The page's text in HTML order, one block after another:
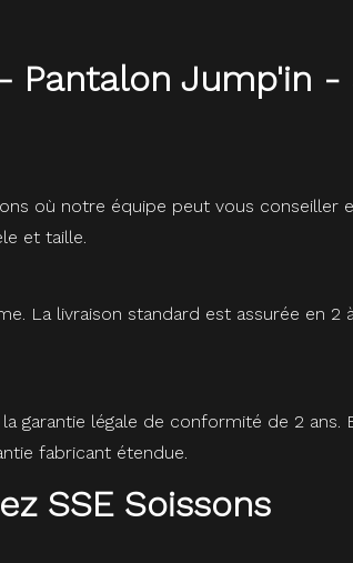
Jump'in -
où notre équipe peut vous conseiller
et taille.
La livraison standard est assurée en
garantie légale de conformité de 2
fabricant étendue.
SSE Soissons